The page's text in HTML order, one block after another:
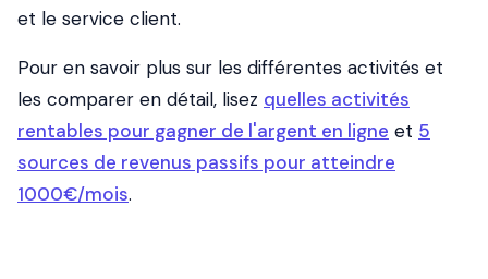
et le service client.
Pour en savoir plus sur les différentes activités et
les comparer en détail, lisez quelles activités
rentables pour gagner de l'argent en ligne et 5
sources de revenus passifs pour atteindre
1000€/mois.